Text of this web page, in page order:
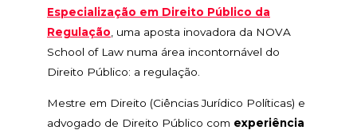
Especialização em Direito Público da
Regulação , uma aposta inovadora da NOVA
School of Law numa área incontornável do
Direito Público: a regulação.
Mestre em Direito (Ciências Jurídico Políticas) e
advogado de Direito Público com experiência